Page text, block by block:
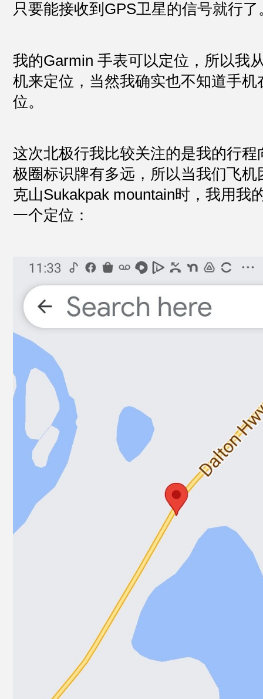
只要能接收到GPS卫星的信号就行了
我的Garmin 手表可以定位，所以我
机来定位，当然我确实也不知道手机
位。
这次北极行我比较关注的是我的行程
极圈标识牌有多远，所以当我们飞机
克山Sukakpak mountain时，我用我
一个定位：